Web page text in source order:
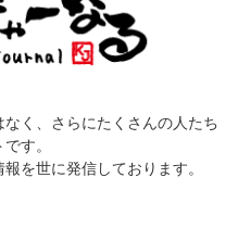
く、さらにたくさんの人たち
す。
を世に発信しております。